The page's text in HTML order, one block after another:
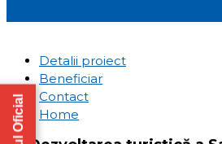
Detalii proiect
Beneficiar
Contact
Home